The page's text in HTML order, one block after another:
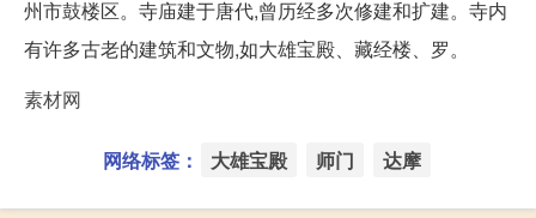
州市鼓楼区。寺庙建于唐代,曾历经多次修建和扩建。寺内
有许多古老的建筑和文物,如大雄宝殿、藏经楼、罗。
素材网
网络标签： 大雄宝殿 师门 达摩